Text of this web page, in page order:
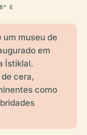
E
um museu de
em
İstiklal.
cera,
como